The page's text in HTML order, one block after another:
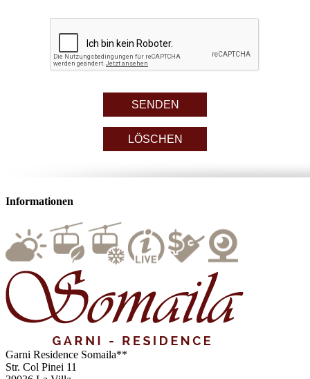
Informationen
Garni Residence Somaila**
Str. Col Pinei 11